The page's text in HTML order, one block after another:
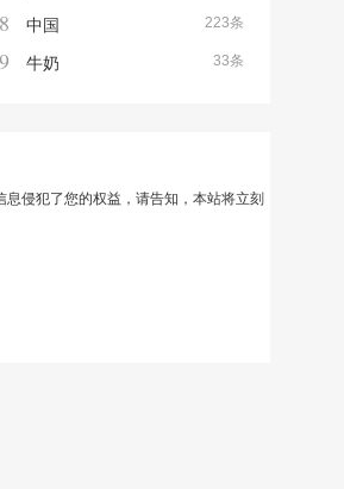
223条
8 中国
33条
9 牛奶
侵犯了您的权益，请告知，本站将立刻